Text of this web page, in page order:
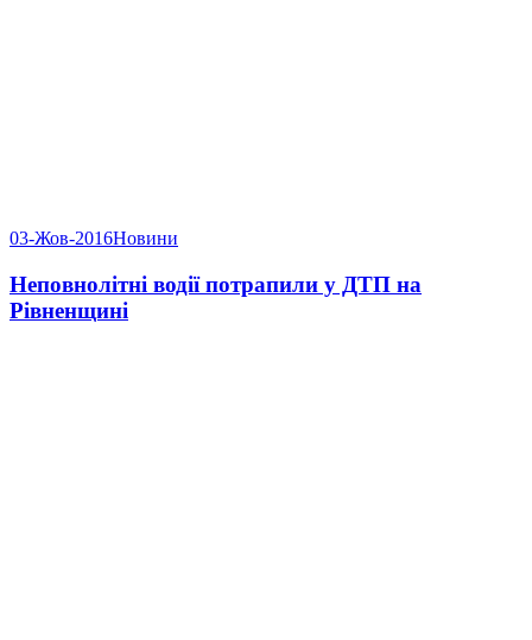
03-Жов-2016Новини
Неповнолітні водії потрапили у ДТП на
Рівненщині